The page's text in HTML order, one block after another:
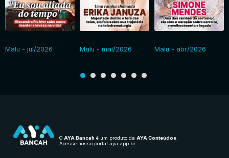
Malu - jul/2026 Malu - mai/2026 Malu - abr/2026
O AYA Bancah é um produto da AYA Conteúdos
Acesse nosso portal aya.app.br